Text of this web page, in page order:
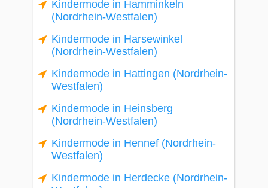
Kindermode in Hamminkeln
(Nordrhein-Westfalen)
Kindermode in Harsewinkel
(Nordrhein-Westfalen)
Kindermode in Hattingen (Nordrhein-
Westfalen)
Kindermode in Heinsberg
(Nordrhein-Westfalen)
Kindermode in Hennef (Nordrhein-
Westfalen)
Kindermode in Herdecke (Nordrhein-